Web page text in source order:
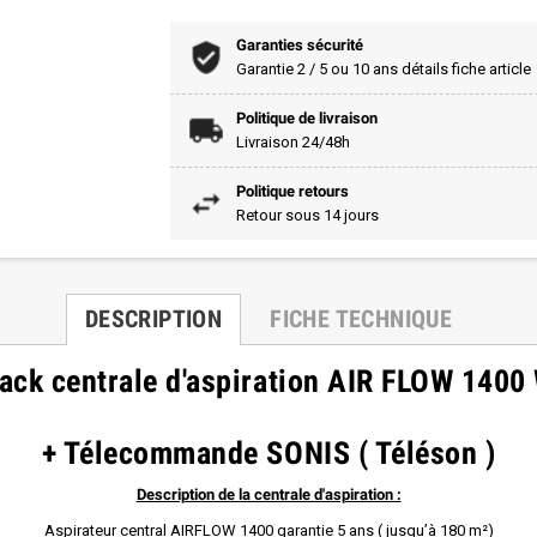
Garanties sécurité
Garantie 2 / 5 ou 10 ans détails fiche article
Politique de livraison
Livraison 24/48h
Politique retours
Retour sous 14 jours
DESCRIPTION FICHE TECHNIQUE
centrale d'aspiration AIR FLOW 1400
+ Télecommande SONIS ( Téléson )
Description de la centrale d'aspiration :
Aspirateur central AIRFLOW 1400 garantie 5 ans ( jusqu’à 180 m²)